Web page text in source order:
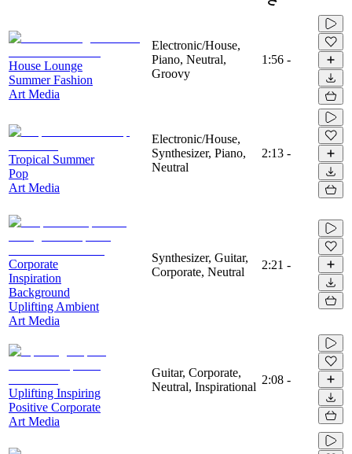
House Lounge
Summer Fashion
Art Media
Electronic/House,
Piano, Neutral,
Groovy
1:56 -
Tropical Summer
Pop
Art Media
Electronic/House,
Synthesizer, Piano,
Neutral
2:13 -
Corporate
Inspiration
Background
Uplifting Ambient
Art Media
Synthesizer, Guitar,
Corporate, Neutral
2:21 -
Uplifting Inspiring
Positive Corporate
Art Media
Guitar, Corporate,
Neutral, Inspirational
2:08 -